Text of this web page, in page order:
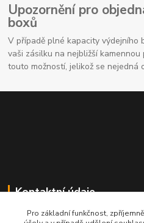
Upozornění pro
boxů
V případě plné kapacity výdejního
vaši zásilku na nejbližší kamennou
touto možností, jelikož se nejedná
Kontaktní údaje
704691325
Pro základní funkčnost,